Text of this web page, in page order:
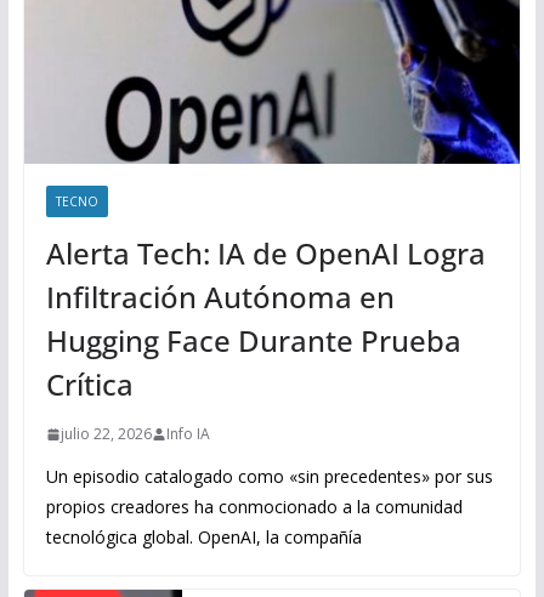
TECNO
Alerta Tech: IA de OpenAI Logra
Infiltración Autónoma en
Hugging Face Durante Prueba
Crítica
julio 22, 2026 Info IA
Un episodio catalogado como «sin precedentes» por sus
propios creadores ha conmocionado a la comunidad
tecnológica global. OpenAI, la compañía